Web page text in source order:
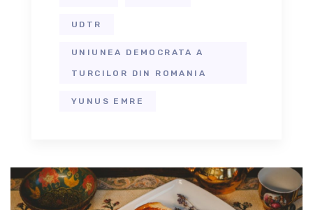
UDTR
UNIUNEA DEMOCRATA A
TURCILOR DIN ROMANIA
YUNUS EMRE